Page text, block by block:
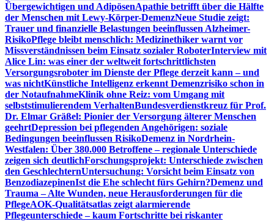
Übergewichtigen und AdipösenApathie betrifft über die Hälfte
der Menschen mit Lewy-Körper-DemenzNeue Studie zeigt:
Trauer und finanzielle Belastungen beeinflussen Alzheimer-
RisikoPflege bleibt menschlich: Medizinethiker warnt vor
Missverständnissen beim Einsatz sozialer RoboterInterview mit
Alice Lin: was einer der weltweit fortschrittlichsten
Versorgungsroboter im Dienste der Pflege derzeit kann – und
was nichtKünstliche Intelligenz erkennt Demenzrisiko schon in
der NotaufnahmeKlinik ohne Reiz: vom Umgang mit
selbststimulierendem VerhaltenBundesverdienstkreuz für Prof.
Dr. Elmar Gräßel: Pionier der Versorgung älterer Menschen
geehrtDepression bei pflegenden Angehörigen: soziale
Bedingungen beeinflussen RisikoDemenz in Nordrhein-
Westfalen: Über 380.000 Betroffene – regionale Unterschiede
zeigen sich deutlichForschungsprojekt: Unterschiede zwischen
den GeschlechternUntersuchung: Vorsicht beim Einsatz von
BenzodiazepinenIst die Ehe schlecht fürs Gehirn?Demenz und
Trauma – Alte Wunden, neue Herausforderungen für die
PflegeAOK-Qualitätsatlas zeigt alarmierende
Pflegeunterschiede – kaum Fortschritte bei riskanter